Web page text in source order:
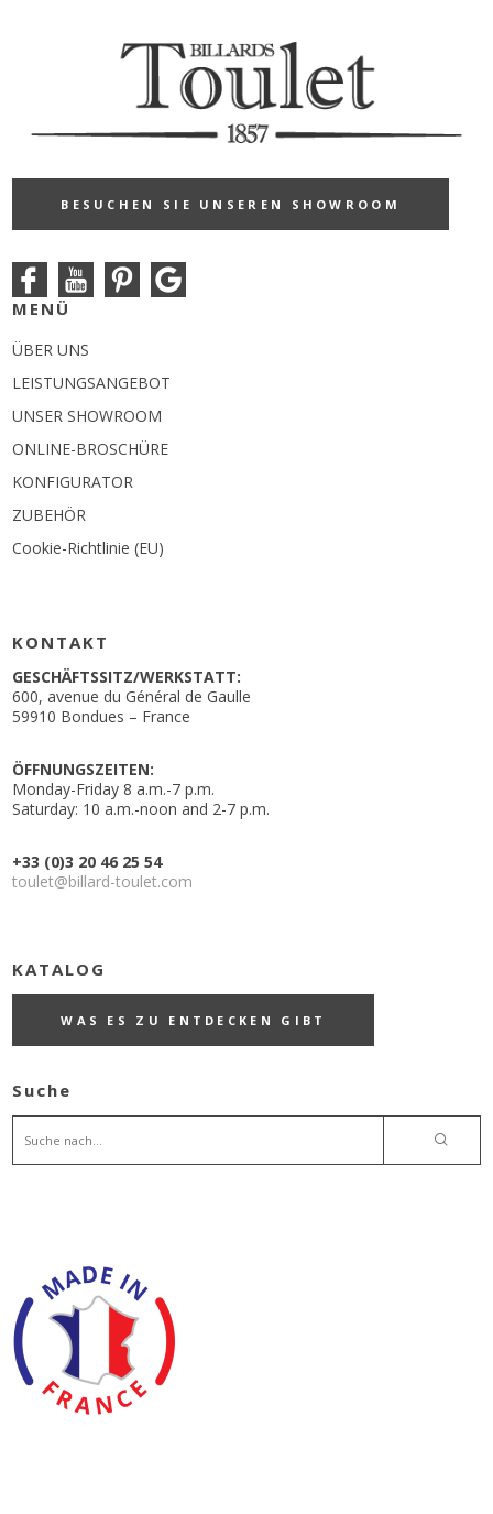
BESUCHEN SIE UNSEREN SHOWROOM
MENÜ
ÜBER UNS
LEISTUNGSANGEBOT
UNSER SHOWROOM
ONLINE-BROSCHÜRE
KONFIGURATOR
ZUBEHÖR
Cookie-Richtlinie (EU)
KONTAKT
GESCHÄFTSSITZ/WERKSTATT:
600, avenue du Général de Gaulle
59910 Bondues – France
ÖFFNUNGSZEITEN:
Monday-Friday 8 a.m.-7 p.m.
Saturday: 10 a.m.-noon and 2-7 p.m.
+33 (0)3 20 46 25 54
toulet@billard-toulet.com
KATALOG
WAS ES ZU ENTDECKEN GIBT
Suche